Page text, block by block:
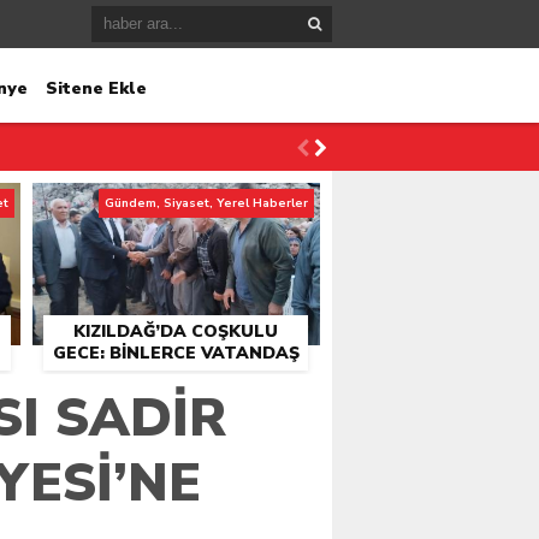
Sitene Ekle
KIZILDAĞ’DA COŞKULU
GECE: BINLERCE VATANDAŞ
BULUŞTU
Gündem, Siyaset, Yerel Haberler
SADIR